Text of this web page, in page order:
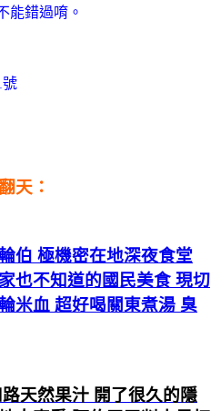
能錯過唷。
號
天：
伯 極機密在地深夜食堂
也不知道的國民美食 現切
米血 超好喝關東煮湯 臭
天然果汁 開了很久的隱